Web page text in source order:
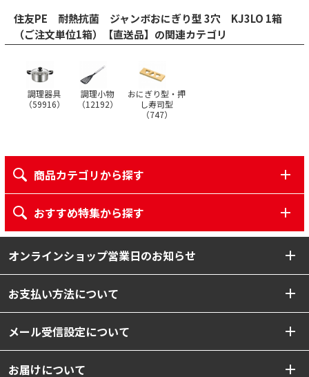
住友PE 耐熱抗菌 ジャンボおにぎり型 3穴 KJ3LO 1箱
（ご注文単位1箱）【直送品】の関連カテゴリ
調理器具
（59916）
調理小物
（12192）
おにぎり型・押
し寿司型
（747）
商品カテゴリから探す
おすすめ特集から探す
オンラインショップ営業日のお知らせ
お支払い方法について
メール受信設定について
お届けについて